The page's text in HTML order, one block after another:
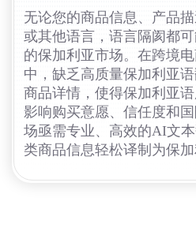
无论您的商品信息、产品
或其他语言，语言隔阂都
的保加利亚市场。在跨境
中，缺乏高质量保加利亚
商品详情，使得保加利亚
影响购买意愿、信任度和
场亟需专业、高效的AI文
类商品信息轻松译制为保加